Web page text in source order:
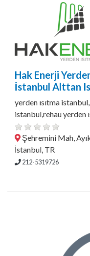
Hak Enerji
İstanbul Alttan
yerden ısıtma
istanbul,rehau yerden
Şehremini Mah,
İstanbul, TR
212-5319726